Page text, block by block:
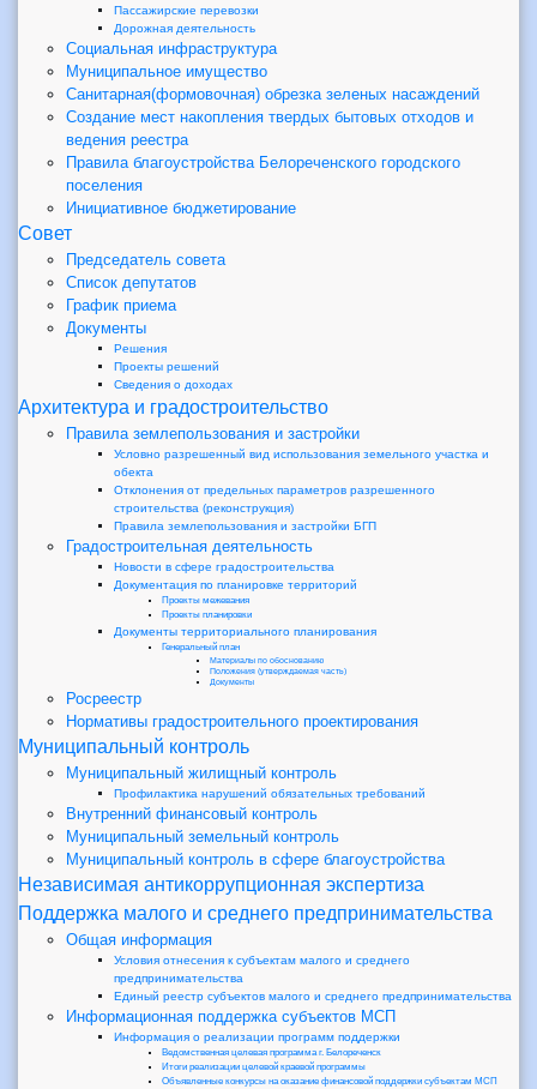
Пассажирские перевозки
Дорожная деятельность
Социальная инфраструктура
Муниципальное имущество
Санитарная(формовочная) обрезка зеленых насаждений
Создание мест накопления твердых бытовых отходов и
ведения реестра
Правила благоустройства Белореченского городского
поселения
Инициативное бюджетирование
Совет
Председатель совета
Список депутатов
График приема
Документы
Решения
Проекты решений
Сведения о доходах
Архитектура и градостроительство
Правила землепользования и застройки
Условно разрешенный вид использования земельного участка и
обекта
Отклонения от предельных параметров разрешенного
строительства (реконструкция)
Правила землепользования и застройки БГП
Градостроительная деятельность
Новости в сфере градостроительства
Документация по планировке территорий
Проекты межевания
Проекты планировки
Документы территориального планирования
Генеральный план
Материалы по обоснованию
Положения (утверждаемая часть)
Документы
Росреестр
Нормативы градостроительного проектирования
Муниципальный контроль
Муниципальный жилищный контроль
Профилактика нарушений обязательных требований
Внутренний финансовый контроль
Муниципальный земельный контроль
Муниципальный контроль в сфере благоустройства
Независимая антикоррупционная экспертиза
Поддержка малого и среднего предпринимательства
Общая информация
Условия отнесения к субъектам малого и среднего
предпринимательства
Единый реестр субъектов малого и среднего предпринимательства
Информационная поддержка субъектов МСП
Информация о реализации программ поддержки
Ведомственная целевая программа г. Белореченск
Итоги реализации целевой краевой программы
Объявленные конкурсы на оказание финансовой поддержки субъектам МСП